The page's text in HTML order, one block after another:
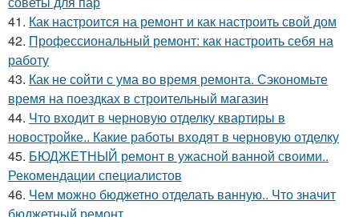
41. Как настроится на ремонт и как настроить свой дом
42. Профессиональный ремонт: как настроить себя на
работу
43. Как не сойти с ума во время ремонта. Сэкономьте
время на поездках в строительный магазин
44. Что входит в черновую отделку квартиры в
новостройке.. Какие работы входят в черновую отделку
45. БЮДЖЕТНЫЙ ремонт в ужасной ванной своими..
Рекомендации специалистов
46. Чем можно бюджетно отделать ванную.. Что значит